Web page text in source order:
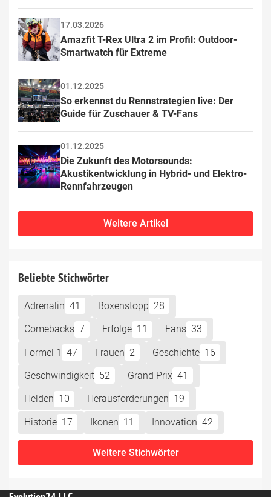
17.03.2026
Amazfit T-Rex Ultra 2 im Profil: Outdoor-
Smartwatch für Extreme
01.12.2025
So erkennst du Rennstrategien live: Der
Guide für Zuschauer & TV-Fans
01.12.2025
Die Zukunft des Motorsounds:
Akustikentwicklung in Hybrid- und Elektro-
Rennfahrzeugen
Weitere Artikel
Beliebte Stichwörter
Adrenalin 41 Boxenstopp 28
Comebacks 7 Erfolge 11 Fans 33
Formel 1 47 Frauen 2 Geschichte 16
Geschwindigkeit 52 Grand Prix 41
Helden 10 Herausforderungen 19
Historie 17 Ikonen 11 Innovation 42
Weitere Stichwörter